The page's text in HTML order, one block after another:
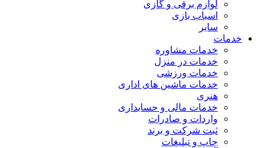
لوازم برقی و گازی
اسباب بازی
سایر
خدمات
خدمات مشاوره
خدمات در منزل
خدمات ورزشی
خدمات ماشین های اداری
هنری
خدمات مالی و حسابداری
واردات و صادرات
ثبت شرکت و برند
چاپ و تبلیغات